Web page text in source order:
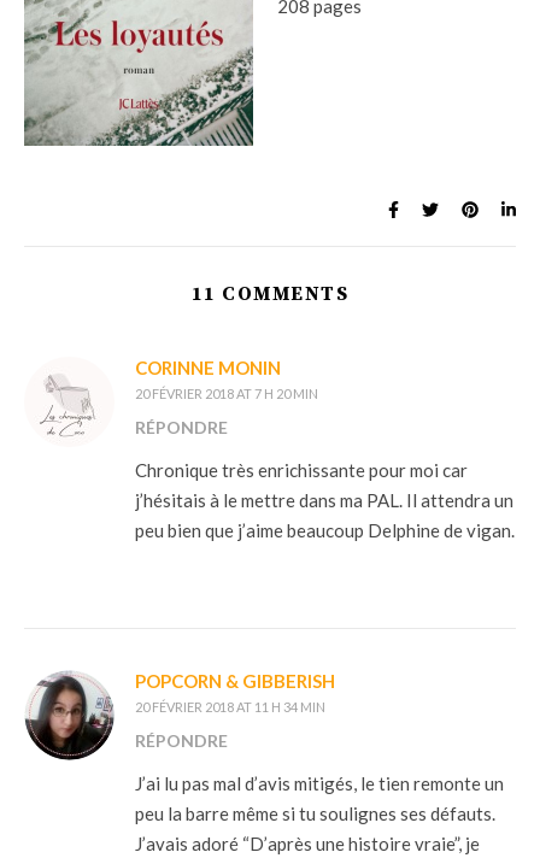
208 pages
11 COMMENTS
CORINNE MONIN
20 FÉVRIER 2018 AT 7 H 20 MIN
RÉPONDRE
Chronique très enrichissante pour moi car
j’hésitais à le mettre dans ma PAL. Il attendra un
peu bien que j’aime beaucoup Delphine de vigan.
POPCORN & GIBBERISH
20 FÉVRIER 2018 AT 11 H 34 MIN
RÉPONDRE
J’ai lu pas mal d’avis mitigés, le tien remonte un
peu la barre même si tu soulignes ses défauts.
J’avais adoré “D’après une histoire vraie”, je